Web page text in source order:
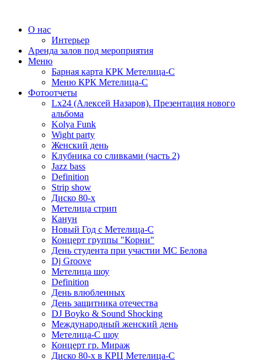
О нас
Интерьер
Аренда залов под мероприятия
Меню
Барная карта КРК Метелица-С
Меню КРК Метелица-С
Фотоотчеты
Lx24 (Алексей Назаров). Презентация нового
альбома
Kolya Funk
Wight party
Женский день
Клубника со сливками (часть 2)
Jazz bass
Definition
Strip show
Диско 80-х
Метелица стрип
Канун
Новый Год с Метелица-С
Концерт группы "Корни"
День студента при участии МС Белова
Dj Groove
Метелица шоу
Definition
День влюбленных
День защитника отечества
DJ Boyko & Sound Shocking
Международный женский день
Метелица-С шоу
Концерт гр. Мираж
Диско 80-х в КРЦ Метелица-С